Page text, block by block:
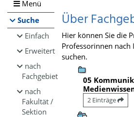
Menü
Suche
Einfach
Erweitert
nach
Fachgebiet
nach
Fakultät /
Sektion
Über
Hier können Sie die
Professorinnen nach
suchen.
05
2 Einträge